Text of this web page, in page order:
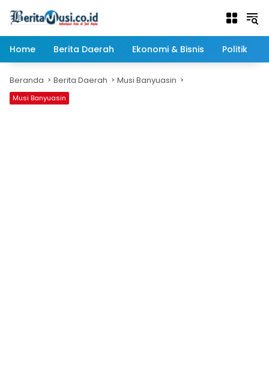
Home
Berita Daerah Ekonomi & Bisnis Politik
Beranda Berita Daerah Musi Banyuasin
Musi Banyuasin